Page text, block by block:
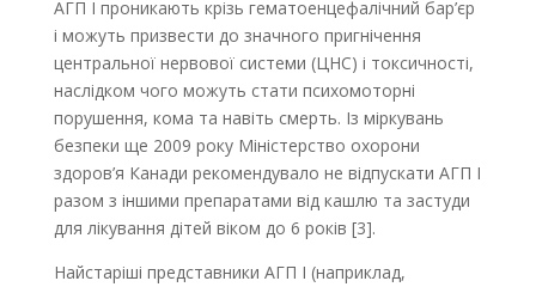
АГП І проникають крізь гематоенцефалічний бар’єр
і можуть призвести до значного пригнічення
центральної нервової системи (ЦНС) і токсичності,
наслідком чого можуть стати психомоторні
порушення, кома та навіть смерть. Із міркувань
безпеки ще 2009 року Міністерство охорони
здоров’я Канади рекомендувало не відпускати АГП І
разом з іншими препаратами від кашлю та застуди
для лікування дітей віком до 6 років [3].
Найстаріші представники АГП І (наприклад,